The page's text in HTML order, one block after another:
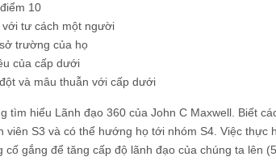
10
với tư cách một người
trường của họ
của cấp dưới
và mâu thuẫn với cấp dưới
tìm hiểu Lãnh đạo 360 của John C Maxwell. Biết
viên S3 và có thể hướng họ tới nhóm S4. Việc thực
cố gắng để tăng cấp độ lãnh đạo của chúng ta lên